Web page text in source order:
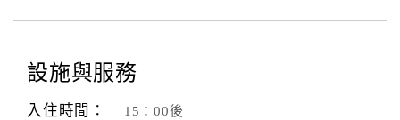
設施與服務
入住時間： 15：00後